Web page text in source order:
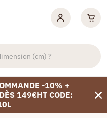
-10% +
149€HT CODE: